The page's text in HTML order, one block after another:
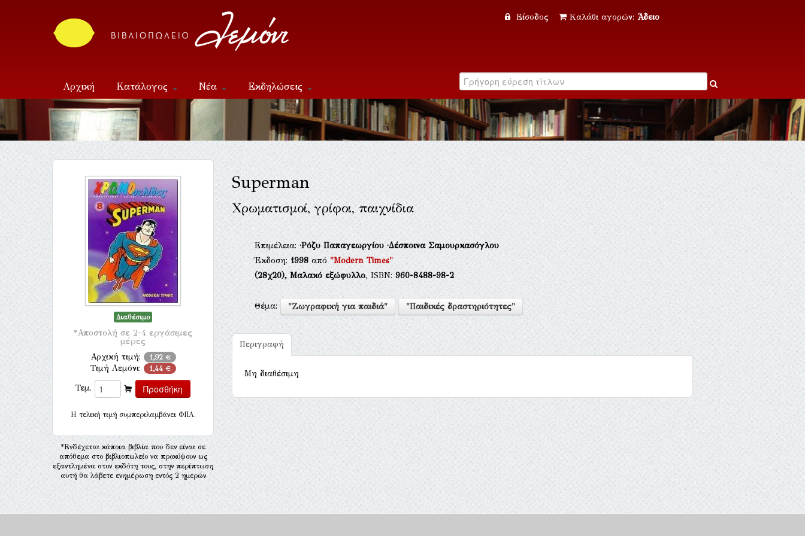
Είσοδος Καλάθι αγορών: Άδειο
Αρχική Κατάλογος Νέα Εκδηλώσεις
Επικοινωνία
Διαθέσιμο
*Αποστολή σε 2-4 εργάσιμες
μέρες
Αρχική τιμή: 1,92 €
Τιμή Λεμόνι: 1,44 €
Τεμ.
H τελική τιμή συμπεριλαμβάνει ΦΠΑ.
*Ενδέχεται κάποια βιβλία που δεν είναι σε
απόθεμα στο βιβλιοπωλείο να προκύψουν ως
εξαντλημένα στον εκδότη τους, στην περίπτωση
αυτή θα λάβετε ενημέρωση εντός 2 ημερών
Superman
Χρωματισμοί, γρίφοι, παιχνίδια
Επιμέλεια:·Ρόζυ Παπαγεωργίου·Δέσποινα Σαμουρκασόγλου
Έκδοση:1998από "Modern Times"
(28χ20), Μαλακό εξώφυλλο, ISBN:960-8488-98-2
Θέμα: "Ζωγραφική για παιδιά" "Παιδικές δραστηριότητες"
Περιγραφή
Μη διαθέσιμη